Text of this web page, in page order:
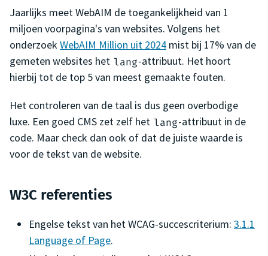
Jaarlijks meet WebAIM de toegankelijkheid van 1
miljoen voorpagina's van websites. Volgens het
onderzoek WebAIM Million uit 2024 mist bij 17% van de
gemeten websites het lang-attribuut. Het hoort
hierbij tot de top 5 van meest gemaakte fouten.
Het controleren van de taal is dus geen overbodige
luxe. Een goed CMS zet zelf het lang-attribuut in de
code. Maar check dan ook of dat de juiste waarde is
voor de tekst van de website.
W3C referenties
Engelse tekst van het WCAG-succescriterium: 3.1.1
Language of Page.